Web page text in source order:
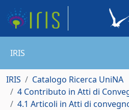
IRIS
IRIS
Catalogo Ricerca UniNA
4 Contributo in Atti di
4.1 Articoli in Atti di